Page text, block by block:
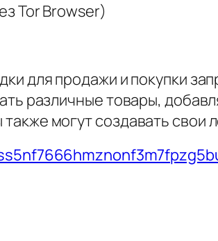
Tor Browser)
для продажи и покупки
различные товары,
могут создавать свои